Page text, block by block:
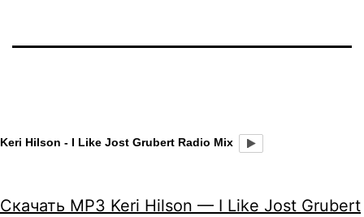
Keri Hilson - I Like Jost Grubert Radio Mix
Скачать MP3 Keri Hilson — I Like Jost Grubert